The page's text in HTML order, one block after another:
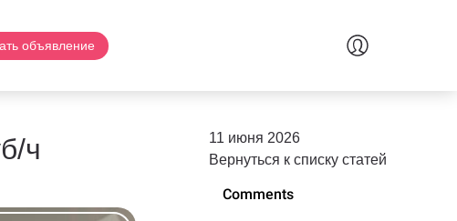
объявление
ч
11 июня 2026
Вернуться к списку статей